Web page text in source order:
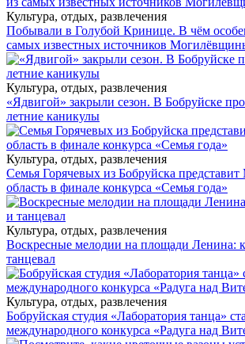
Культура, отдых, развлечения
Побывали в Голубой Кринице. В чём
самых известных источников
Культура, отдых, развлечения
«Ядвигой» закрыли сезон. В Бобруйске
летние каникулы
Культура, отдых, развлечения
Семья Горячевых из Бобруйска
область в финале конкурса «Семья года»
Культура, отдых, развлечения
Воскресные мелодии на площади Ленина:
танцевал
Культура, отдых, развлечения
Бобруйская студия «Лаборатория танца»
международного конкурса «Радуга над